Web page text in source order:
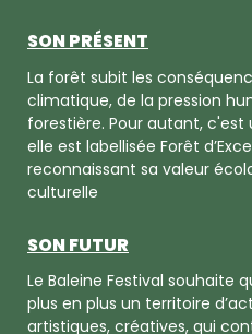
SON PRÉSENT
La forêt subit les
climatique, de la pression
forestière. Pour autant, c'est
elle est labellisée Forêt
reconnaissant sa valeur
culturelle
SON FUTUR
Le Baleine Festival souhaite
plus en plus un territoire
artistiques, créatives, qui